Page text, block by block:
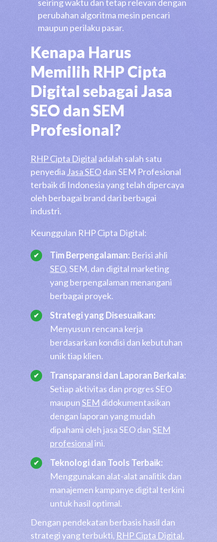
seiring waktu dan tetap relevan dengan
perubahan algoritma mesin pencari
maupun perilaku pasar.
Kenapa Harus
Memilih RHP Cipta
Digital sebagai Jasa
SEO dan SEM
Profesional?
RHP Cipta Digital adalah salah satu
penyedia Jasa SEOdan SEM Profesional
terbaik di Indonesia yang telah dipercaya
oleh berbagai brand dari berbagai
industri.
Keunggulan RHP Cipta Digital:
Tim Berpengalaman:Berisi ahli
SEO, SEM, dan digital marketing
yang berpengalaman menangani
berbagai proyek.
Strategi yang Disesuaikan:
Menyusun rencana kerja
berdasarkan kondisi dan kebutuhan
unik tiap klien.
Transparansi dan Laporan Berkala:
Setiap aktivitas dan progres SEO
maupunSEM didokumentasikan
dengan laporan yang mudah
dipahami oleh jasa SEO danSEM
profesionalini.
Teknologi dan Tools Terbaik:
Menggunakan alat-alat analitik dan
manajemen kampanye digital terkini
untuk hasil optimal.
Dengan pendekatan berbasis hasil dan
strategi yang terbukti, RHP Cipta Digital,